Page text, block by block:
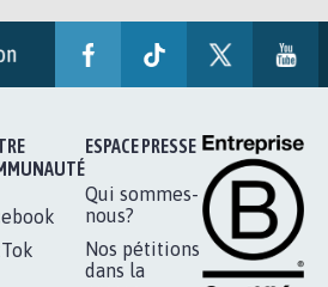
ESPACE PRESSE
Qui sommes-
nous?
Nos pétitions
dans la